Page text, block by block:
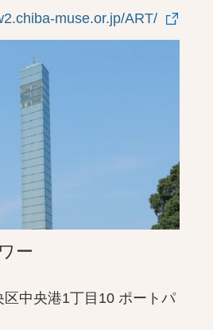
muse.or.jp/ART/
ー
中央港1丁目10 ポートパ